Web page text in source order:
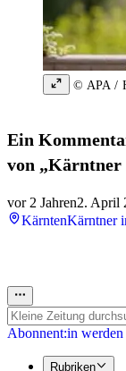
© APA /
Ein
von „Kärntner
vor 2 Jahren2. April
KärntenKärntner
Abonnent:in werden
Rubriken